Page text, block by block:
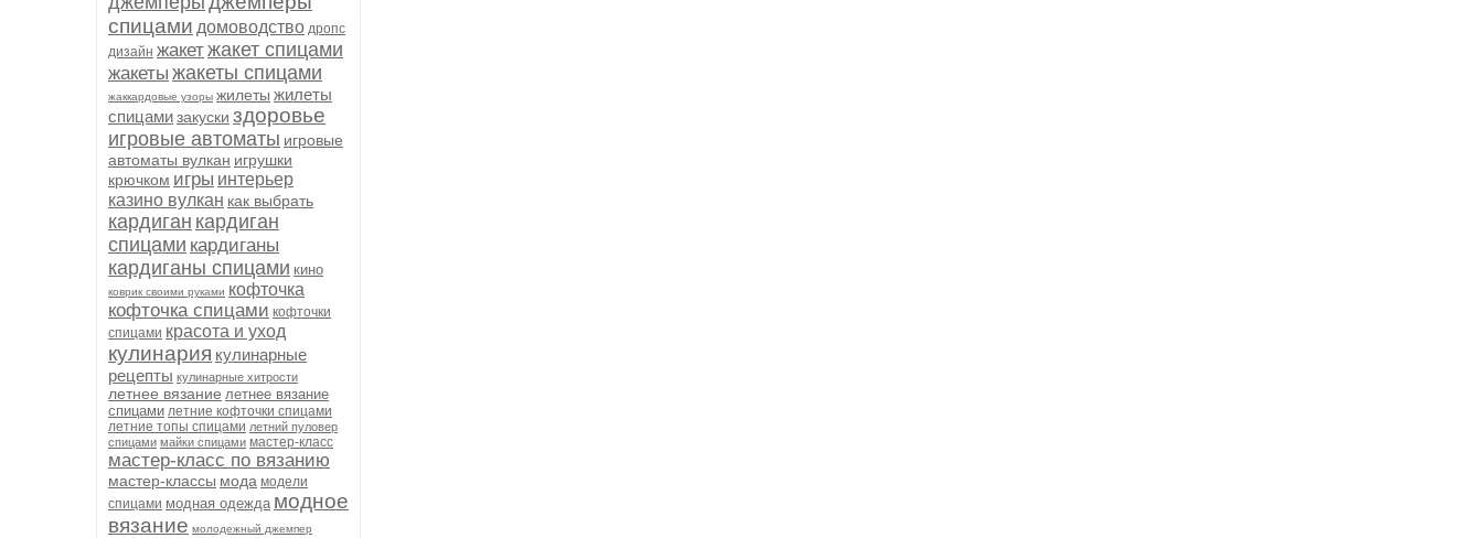
спицами домоводство дропс
дизайн жакетжакет спицами
жакеты жакеты спицами
жаккардовые узоры жилеты жилеты
спицамизакуски здоровье
игровые автоматы игровые
автоматы вулкан игрушки
крючком игры интерьер
казино вулкан как выбрать
кардиган кардиган
спицами кардиганы
кардиганы спицами кино
коврик своими руками кофточка
кофточка спицами кофточки
спицами красота и уход
кулинария кулинарные
рецепты кулинарные хитрости
летнее вязание летнее вязание
спицами летние кофточки спицами
летние топы спицами летний пуловер
спицами майки спицами мастер-класс
мастер-класс по вязанию
мастер-классы мода модели
спицами модная одежда модное
вязание молодежный джемпер